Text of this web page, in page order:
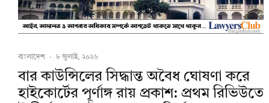
বাংলাদেশ · ৮ জুলাই, ২০২৬
বার কাউন্সিলের সিদ্ধান্ত অবৈধ ঘোষণা করে
হাইকোর্টের পূর্ণাঙ্গ রায় প্রকাশ: প্রথম রিভিউতে